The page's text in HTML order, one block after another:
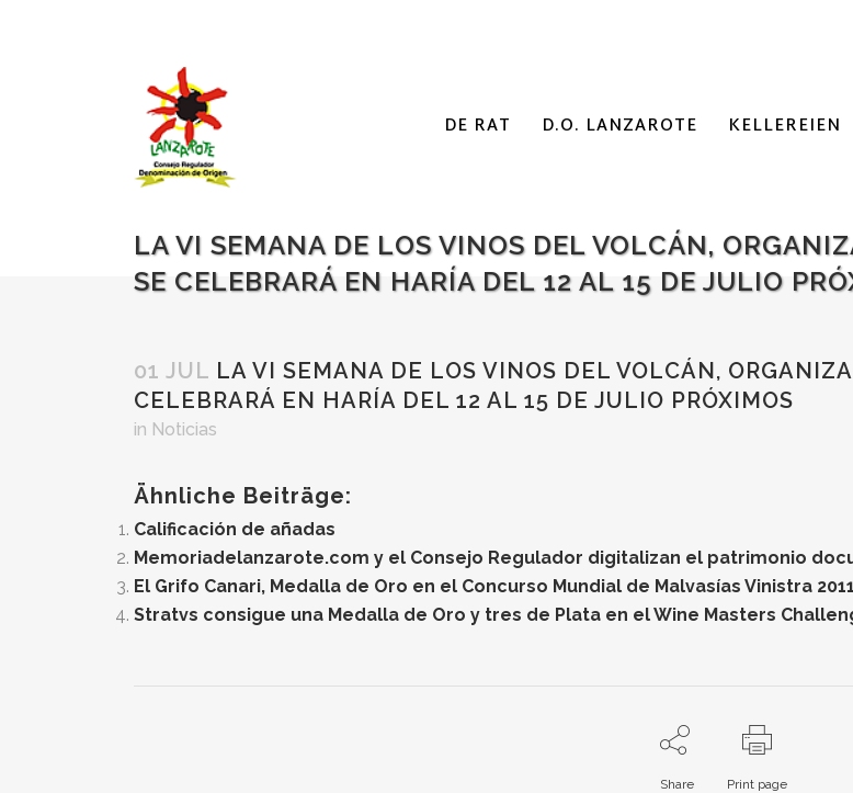
DE RAT D.O. LANZAROTE KELLEREIEN
LA VI SEMANA DE LOS VINOS DEL VOLCÁN,
SE CELEBRARÁ EN HARÍA DEL 12 AL 15 DE JULIO
01 JUL LA VI SEMANA DE LOS VINOS DEL VOLCÁN,
CELEBRARÁ EN HARÍA DEL 12 AL 15 DE JULIO PRÓXIMOS
in Noticias
Ähnliche Beiträge:
Calificación de añadas
Memoriadelanzarote.com y el Consejo Regulador digitalizan el patrimonio
El Grifo Canari, Medalla de Oro en el Concurso Mundial de Malvasías Vinistra
Stratvs consigue una Medalla de Oro y tres de Plata en el Wine Masters
Share Print page